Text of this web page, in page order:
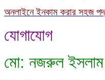
অনলাইনে ইনকাম করার সহজ
যোগাযোগ
মো: নজরুল ইসলাম